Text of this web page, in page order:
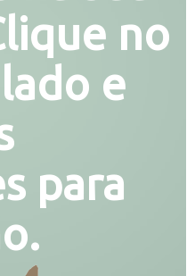
no
e
para